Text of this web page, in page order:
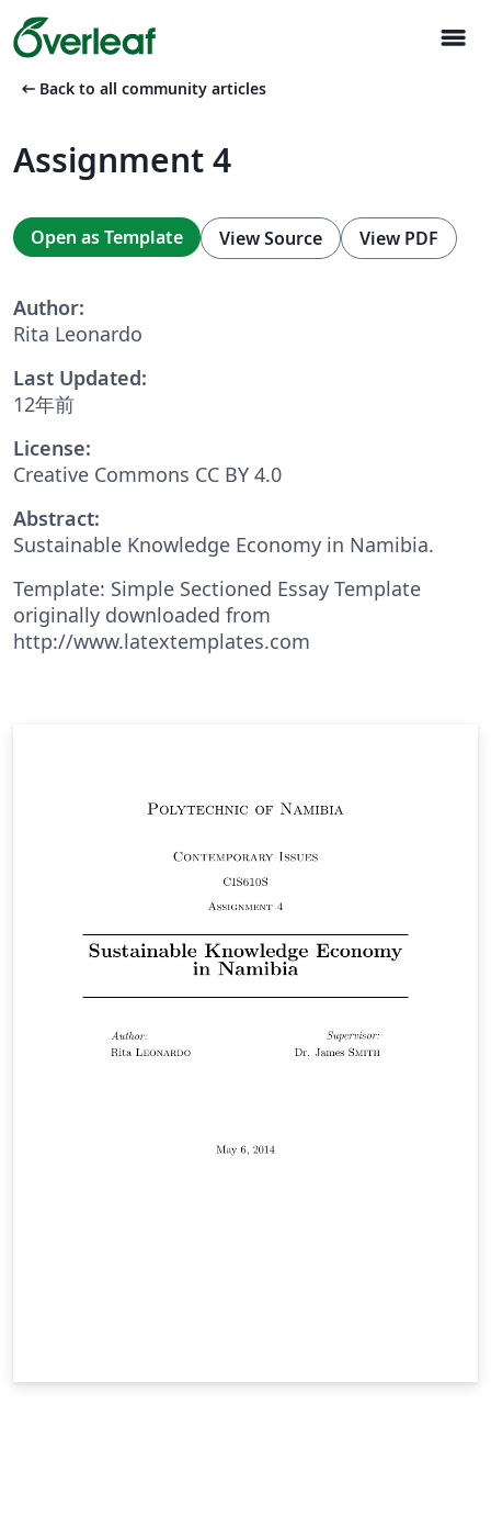
menu
arrow_left_alt Back to all community articles
Assignment 4
Open as Template View Source View PDF
Author:
Rita Leonardo
Last Updated:
12年前
License:
Creative Commons CC BY 4.0
Abstract:
Sustainable Knowledge Economy in Namibia.
Template: Simple Sectioned Essay Template
originally downloaded from
http://www.latextemplates.com